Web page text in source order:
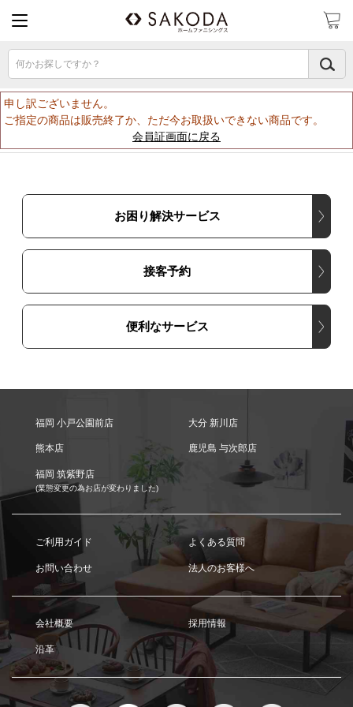
何かお探しですか？
申し訳ございません。
ご指定の商品は販売終了か、ただ今お取扱いできない商品です。
会員証画面に戻る
お困り解決サービス
接客予約
便利なサービス
福岡 小戸公園前店 大分 新川店
熊本店 鹿児島 与次郎店
福岡 筑紫野店
(業態変更の為お店が変わりました)
ご利用ガイド よくある質問
お問い合わせ 法人のお客様へ
会社概要 採用情報
沿革